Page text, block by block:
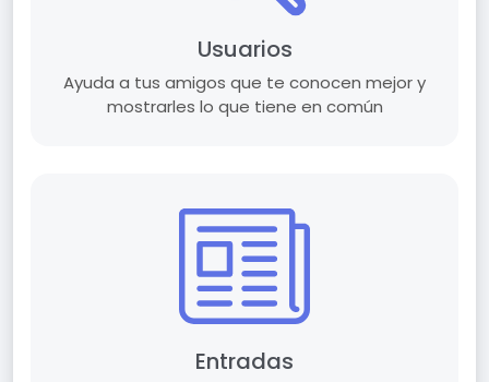
Usuarios
Ayuda a tus amigos que te conocen mejor y
mostrarles lo que tiene en común
Entradas